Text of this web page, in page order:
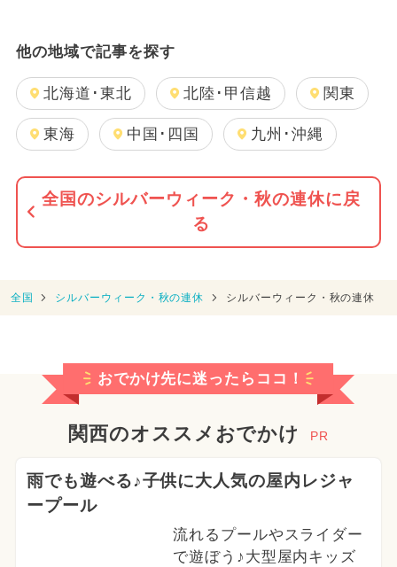
他の地域で記事を探す
北海道･東北 北陸･甲信越 関東
東海 中国･四国 九州･沖縄
全国のシルバーウィーク・秋の連休に戻
る
全国 シルバーウィーク・秋の連休 シルバーウィーク・秋の連休
おでかけ先に迷ったらココ！
関西のオススメおでかけ PR
雨でも遊べる♪子供に大人気の屋内レジャ
ープール
流れるプールやスライダー
で遊ぼう♪大型屋内キッズ